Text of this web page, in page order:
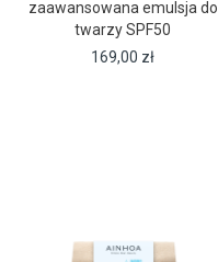
zaawansowana emulsja do
twarzy SPF50
169,00 zł